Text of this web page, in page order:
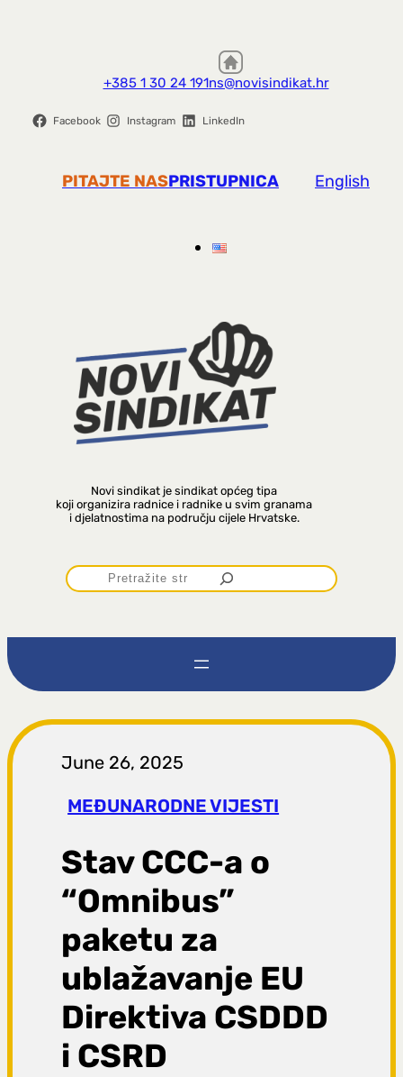
+385 1 30 24 191ns@novisindikat.hr
Facebook Instagram LinkedIn
PITAJTE NASPRISTUPNICA English
Novi sindikat je sindikat općeg tipa
koji organizira radnice i radnike u svim granama
i djelatnostima na području cijele Hrvatske.
P
r
t
r
a
g
a
June 26, 2025
MEĐUNARODNE VIJESTI
Stav CCC-a o
“Omnibus”
paketu za
ublažavanje EU
Direktiva CSDDD
i CSRD